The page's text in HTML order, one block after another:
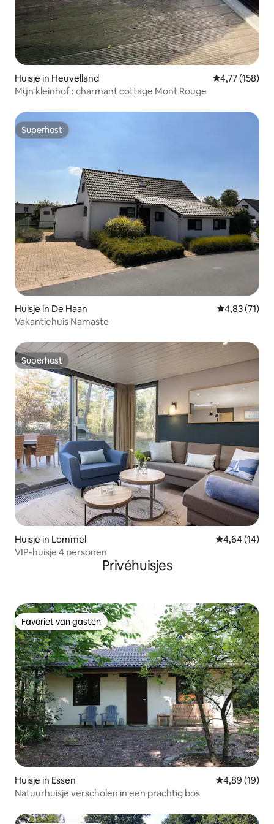
Huisje in Heuvelland Gemiddelde
4,77 (158)
Mijn kleinhof : charmant cottage Mont Rouge
Superhost
Superhost
Huisje in De Haan Gemiddelde
4,83 (71)
Vakantiehuis Namaste
Superhost
Superhost
Huisje in Lommel Gemiddelde
4,64 (14)
VIP-huisje 4 personen
Privéhuisjes
Favoriet van gasten
Favoriet van gasten
Huisje in Essen Gemiddelde
4,89 (19)
Natuurhuisje verscholen in een prachtig bos